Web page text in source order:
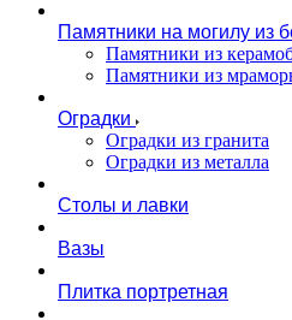
Памятники на могилу из
Памятники из
Памятники из
Оградки
Оградки из гранита
Оградки из металла
Столы и лавки
Вазы
Плитка портретная